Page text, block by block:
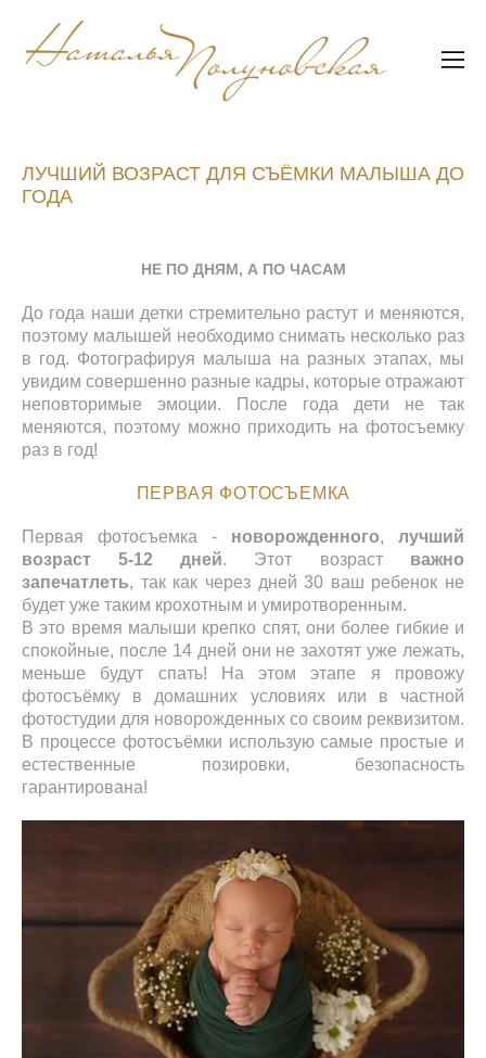
ЛУЧШИЙ ВОЗРАСТ ДЛЯ СЪЁМКИ МАЛЫША ДО
ГОДА
НЕ ПО ДНЯМ, А ПО ЧАСАМ
До года наши детки стремительно растут и меняются,
поэтому малышей необходимо снимать несколько раз
в год. Фотографируя малыша на разных этапах, мы
увидим совершенно разные кадры, которые отражают
неповторимые эмоции. После года дети не так
меняются, поэтому можно приходить на фотосъемку
раз в год!
ПЕРВАЯ ФОТОСЪЕМКА
Первая фотосъемка - новорожденного, лучший
возраст 5-12 дней. Этот возраст важно
запечатлеть, так как через дней 30 ваш ребенок не
будет уже таким крохотным и умиротворенным.
В это время малыши крепко спят, они более гибкие и
спокойные, после 14 дней они не захотят уже лежать,
меньше будут спать! На этом этапе я провожу
фотосъёмку в домашних условиях или в частной
фотостудии для новорожденных со своим реквизитом.
В процессе фотосъёмки использую самые простые и
естественные позировки, безопасность
гарантирована!